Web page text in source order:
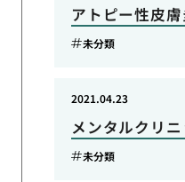
アトピー性皮
未分類
メンタルクリ
2021.04.23
未分類